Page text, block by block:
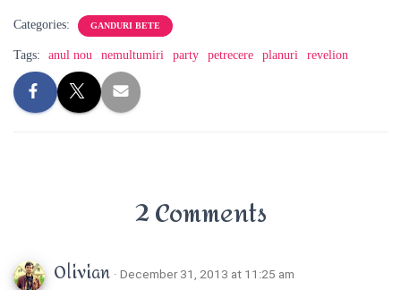
Categories: GANDURI BETE
Tags: anul nou nemultumiri party petrecere planuri revelion
2 Comments
Olivian · December 31, 2013 at 11:25 am